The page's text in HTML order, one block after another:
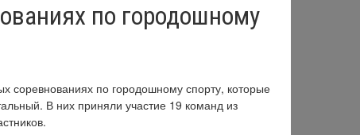
по городошному
соревнованиях по городошному спорту, которые
В них приняли участие 19 команд из